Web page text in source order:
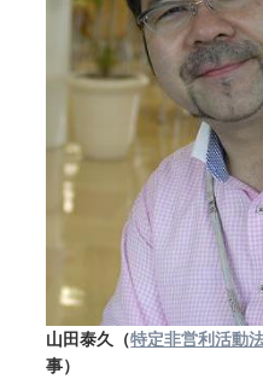
山田泰久 （特定非営利活動
事）